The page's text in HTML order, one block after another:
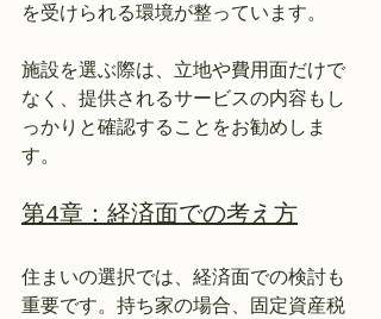
を受けられる環境が整っています。
施設を選ぶ際は、立地や費用面だけで
なく、提供されるサービスの内容もし
っかりと確認することをお勧めしま
す。
第4章：経済面での考え方
住まいの選択では、経済面での検討も
重要です。持ち家の場合、固定資産税